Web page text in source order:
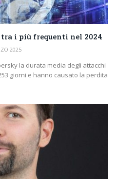
i più frequenti nel 2024
2025
la durata media degli attacchi
giorni e hanno causato la perdita